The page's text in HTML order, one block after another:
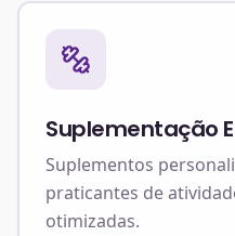
Suplementação
Suplementos
praticantes de
otimizadas.